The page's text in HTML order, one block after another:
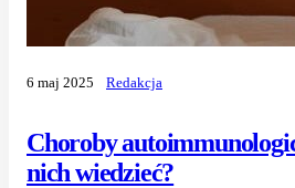
Choroby
nich wiedzieć?
6 maj 2025 Redakcja